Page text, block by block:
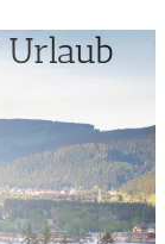
Urlaub